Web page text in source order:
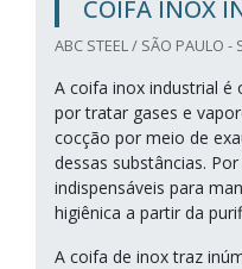
COIFA INOX
ABC STEEL / SÃO PAULO -
A coifa inox industrial é
por tratar gases e
cocção por meio de
dessas substâncias.
indispensáveis para
higiênica a partir da
A coifa de inox traz